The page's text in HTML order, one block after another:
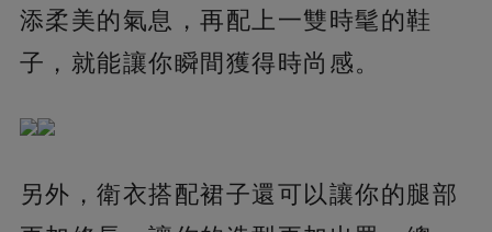
添柔美的氣息，再配上一雙時髦的鞋
子，就能讓你瞬間獲得時尚感。
另外，衛衣搭配裙子還可以讓你的腿部